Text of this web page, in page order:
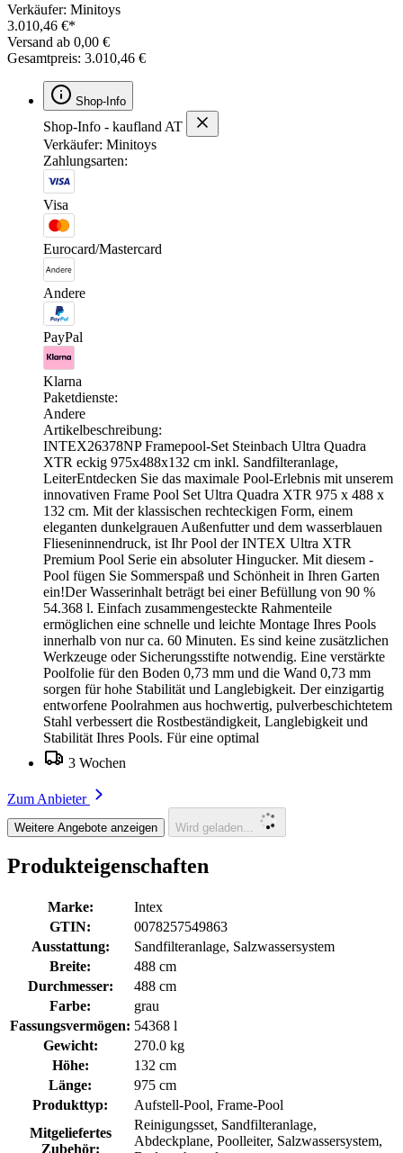
Verkäufer: Minitoys
3.010,46 €*
Versand ab 0,00 €
Gesamtpreis: 3.010,46 €
Shop-Info
Shop-Info - kaufland AT
Verkäufer: Minitoys
Zahlungsarten:
Visa
Eurocard/Mastercard
Andere
PayPal
Klarna
Paketdienste:
Andere
Artikelbeschreibung:
INTEX26378NP Framepool-Set Steinbach Ultra Quadra
XTR eckig 975x488x132 cm inkl. Sandfilteranlage,
LeiterEntdecken Sie das maximale Pool-Erlebnis mit unserem
innovativen Frame Pool Set Ultra Quadra XTR 975 x 488 x
132 cm. Mit der klassischen rechteckigen Form, einem
eleganten dunkelgrauen Außenfutter und dem wasserblauen
Flieseninnendruck, ist Ihr Pool der INTEX Ultra XTR
Premium Pool Serie ein absoluter Hingucker. Mit diesem -
Pool fügen Sie Sommerspaß und Schönheit in Ihren Garten
ein!Der Wasserinhalt beträgt bei einer Befüllung von 90 %
54.368 l. Einfach zusammengesteckte Rahmenteile
ermöglichen eine schnelle und leichte Montage Ihres Pools
innerhalb von nur ca. 60 Minuten. Es sind keine zusätzlichen
Werkzeuge oder Sicherungsstifte notwendig. Eine verstärkte
Poolfolie für den Boden 0,73 mm und die Wand 0,73 mm
sorgen für hohe Stabilität und Langlebigkeit. Der einzigartig
entworfene Poolrahmen aus hochwertig, pulverbeschichtetem
Stahl verbessert die Rostbeständigkeit, Langlebigkeit und
Stabilität Ihres Pools. Für eine optimal
3 Wochen
Zum Anbieter
Weitere Angebote anzeigen Wird geladen...
Produkteigenschaften
Marke:
Intex
GTIN:
0078257549863
Ausstattung:
Sandfilteranlage, Salzwassersystem
Breite:
488 cm
Durchmesser:
488 cm
Farbe:
grau
Fassungsvermögen: 54368 l
Gewicht:
270.0 kg
Höhe:
132 cm
Länge:
975 cm
Produkttyp:
Aufstell-Pool, Frame-Pool
Mitgeliefertes
Zubehör:
Reinigungsset, Sandfilteranlage,
Abdeckplane, Poolleiter, Salzwassersystem,